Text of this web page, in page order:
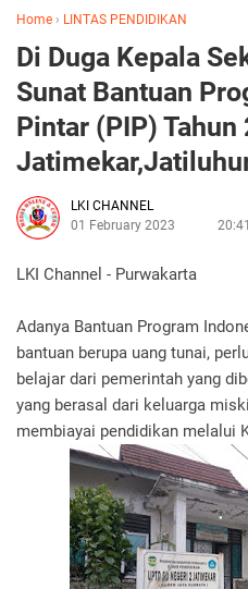
Home › LINTAS PENDIDIKAN
Di Duga Kepala
Sunat Bantuan
Pintar (PIP) Tahun
LKI CHANNEL
01 February 2023
20:41
LKI Channel - Purwakarta
Adanya Bantuan Program
bantuan berupa uang tunai,
belajar dari pemerintah yang
yang berasal dari keluarga
membiayai pendidikan melalui